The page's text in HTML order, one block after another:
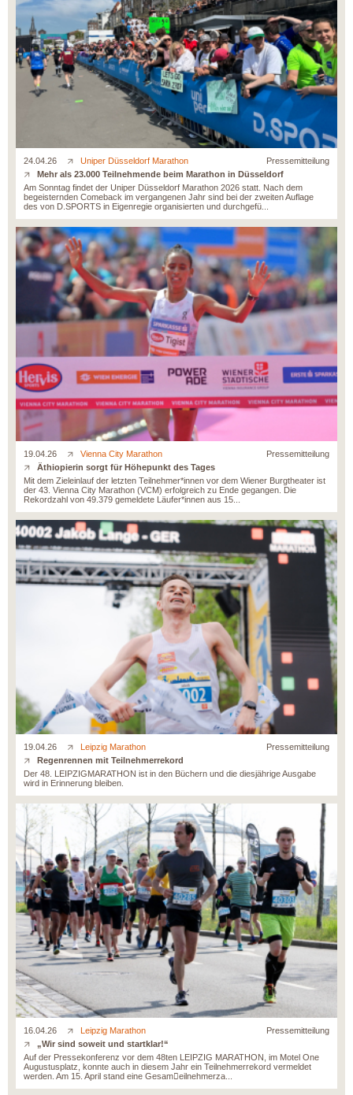
24.04.26 Uniper Düsseldorf Marathon
Pressemitteilung
Mehr als 23.000 Teilnehmende beim Marathon in Düsseldorf
Am Sonntag findet der Uniper Düsseldorf Marathon 2026 statt. Nach dem
begeisternden Comeback im vergangenen Jahr sind bei der zweiten Auflage
des von D.SPORTS in Eigenregie organisierten und durchgefü...
19.04.26 Vienna City Marathon
Pressemitteilung
Äthiopierin sorgt für Höhepunkt des Tages
Mit dem Zieleinlauf der letzten Teilnehmer*innen vor dem Wiener Burgtheater ist
der 43. Vienna City Marathon (VCM) erfolgreich zu Ende gegangen. Die
Rekordzahl von 49.379 gemeldete Läufer*innen aus 15...
19.04.26 Leipzig Marathon
Pressemitteilung
Regenrennen mit Teilnehmerrekord
Der 48. LEIPZIGMARATHON ist in den Büchern und die diesjährige Ausgabe
wird in Erinnerung bleiben.
16.04.26 Leipzig Marathon
Pressemitteilung
„Wir sind soweit und startklar!“
Auf der Pressekonferenz vor dem 48ten LEIPZIG MARATHON, im Motel One
Augustusplatz, konnte auch in diesem Jahr ein Teilnehmerrekord vermeldet
werden. Am 15. April stand eine Gesam􀆩eilnehmerza...